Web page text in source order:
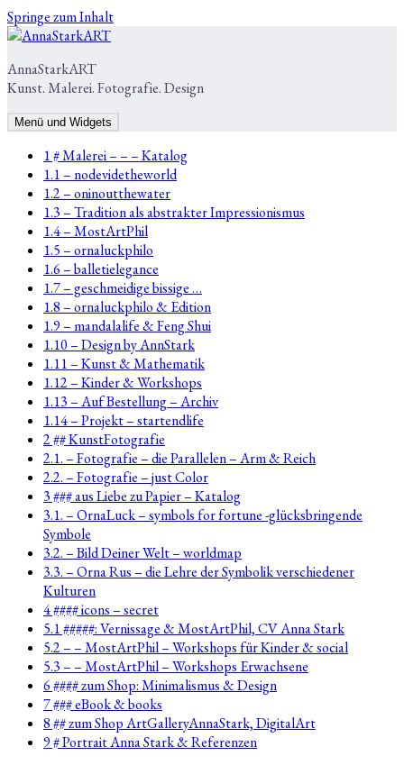
Springe zum Inhalt
AnnaStarkART
Kunst. Malerei. Fotografie. Design
Menü und Widgets
1 # Malerei – – – Katalog
1.1 – nodevidetheworld
1.2 – oninoutthewater
1.3 – Tradition als abstrakter Impressionismus
1.4 – MostArtPhil
1.5 – ornaluckphilo
1.6 – balletielegance
1.7 – geschmeidige bissige …
1.8 – ornaluckphilo & Edition
1.9 – mandalalife & Feng Shui
1.10 – Design by AnnStark
1.11 – Kunst & Mathematik
1.12 – Kinder & Workshops
1.13 – Auf Bestellung – Archiv
1.14 – Projekt – startendlife
2 ## KunstFotografie
2.1. – Fotografie – die Parallelen – Arm & Reich
2.2. – Fotografie – just Color
3 ### aus Liebe zu Papier – Katalog
3.1. – OrnaLuck – symbols for fortune -glücksbringende
Symbole
3.2. – Bild Deiner Welt – worldmap
3.3. – Orna Rus – die Lehre der Symbolik verschiedener
Kulturen
4 #### icons – secret
5.1 #####: Vernissage & MostArtPhil, CV Anna Stark
5.2 – – MostArtPhil – Workshops für Kinder & social
5.3 – – MostArtPhil – Workshops Erwachsene
6 #### zum Shop: Minimalismus & Design
7 ### eBook & books
8 ## zum Shop ArtGalleryAnnaStark, DigitalArt
9 # Portrait Anna Stark & Referenzen